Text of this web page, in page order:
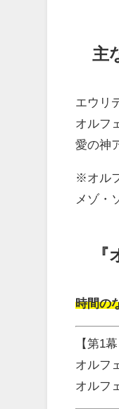
主
エウリ
オルフ
愛の神
※オル
メゾ・
時間の
【第1
オルフ
オルフ